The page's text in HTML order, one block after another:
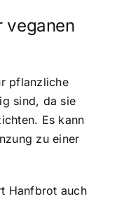
veganen
pflanzliche
sind, da sie
Es kann
zu einer
Hanfbrot auch